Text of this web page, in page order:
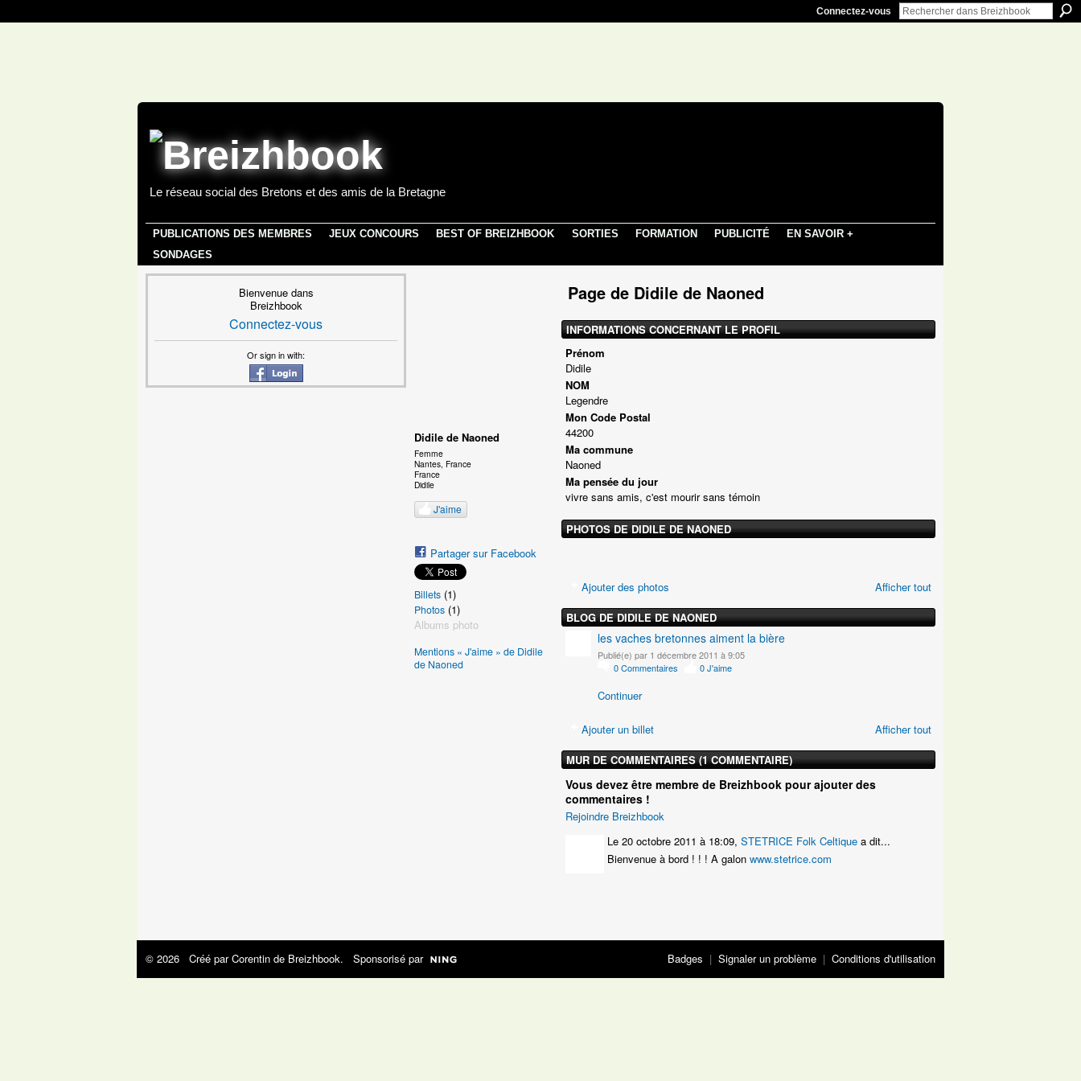
Connectez-vous
Le réseau social des Bretons et des amis de la Bretagne
PUBLICATIONS DES MEMBRES JEUX CONCOURS BEST OF BREIZHBOOK SORTIES FORMATION PUBLICITÉ
EN SAVOIR +
SONDAGES
Bienvenue dans
Breizhbook
Connectez-vous
Or sign in with:
Didile de Naoned
Femme
Nantes, France
France
Didile
J'aime
Partager sur Facebook
Billets (1)
Photos (1)
Albums photo
Mentions « J'aime » de Didile
de Naoned
Page de Didile de Naoned
INFORMATIONS CONCERNANT LE PROFIL
Prénom
Didile
NOM
Legendre
Mon Code Postal
44200
Ma commune
Naoned
Ma pensée du jour
vivre sans amis, c'est mourir sans témoin
PHOTOS DE DIDILE DE NAONED
Ajouter des photos
Afficher tout
BLOG DE DIDILE DE NAONED
les vaches bretonnes aiment la bière
Publié(e) par 1 décembre 2011 à 9:05
0Commentaires 0J'aime
Continuer
Ajouter un billet
Afficher tout
MUR DE COMMENTAIRES (1 COMMENTAIRE)
Vous devez être membre de Breizhbook pour ajouter des
commentaires !
Rejoindre Breizhbook
Le 20 octobre 2011 à 18:09, STETRICE Folk Celtique a dit...
Bienvenue à bord ! ! ! A galon www.stetrice.com
© 2026 Créé parCorentin de Breizhbook. Sponsorisé par Badges | Signaler un problème | Conditions d'utilisation